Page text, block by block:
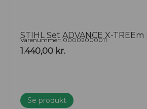
STIHL Set ADVANCE X-TREEm
Varenummer: 00002000011
1.440,00 kr.
Se produkt